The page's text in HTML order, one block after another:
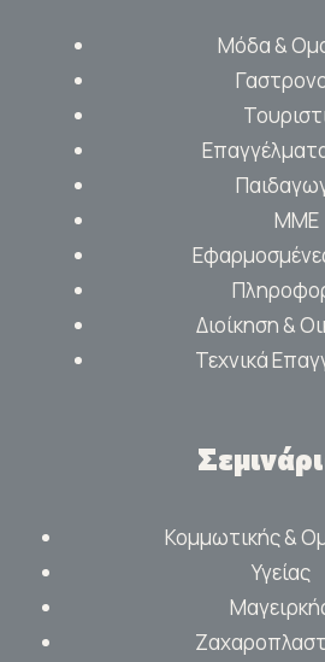
Μόδα &
ΜΜΕ
Διοίκηση &
Τεχνικά
Κομμωτικής &
Υγείας